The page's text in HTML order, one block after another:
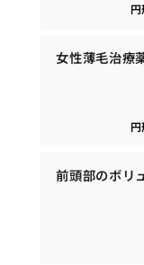
女性薄毛治療
前頭部のボリ